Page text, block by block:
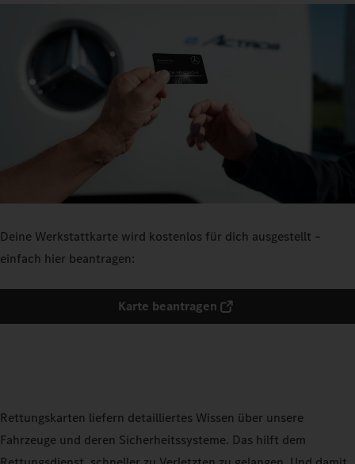
Deine Werkstattkarte wird kostenlos für dich ausgestellt –
einfach hier beantragen:
Karte beantragen
Rettungskarten liefern detailliertes Wissen über unsere
Fahrzeuge und deren Sicherheitssysteme. Das hilft dem